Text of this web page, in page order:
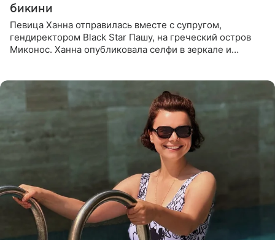
бикини
Певица Ханна отправилась вместе с супругом,
гендиректором Black Star Пашу, на греческий остров
Миконос. Ханна опубликовала селфи в зеркале и